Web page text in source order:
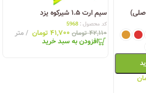
سیم ارت ۱.۵ شیرکوه یزد
کد محصول : 5968
۴۲,۱۱۰ تومان ۴۱,۷۰۰ تومان متر
افزودن به سبد خرید